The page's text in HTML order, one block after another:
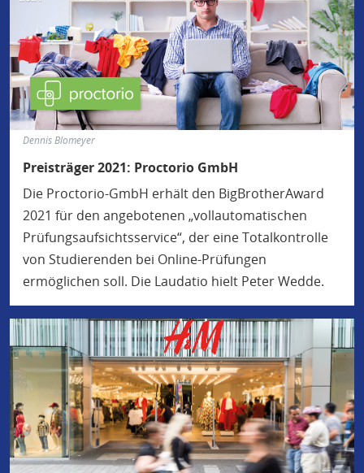
Preisträger 2021: Proctorio GmbH
Dennis Blomeyer
Die Proctorio-GmbH erhält den BigBrotherAward
2021 für den angebotenen „vollautomatischen
Prüfungsaufsichtsservice“, der eine Totalkontrolle
von Studierenden bei Online-Prüfungen
ermöglichen soll. Die Laudatio hielt Peter Wedde.